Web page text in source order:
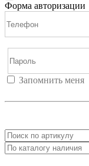
Форма авторизации
Запомнить меня